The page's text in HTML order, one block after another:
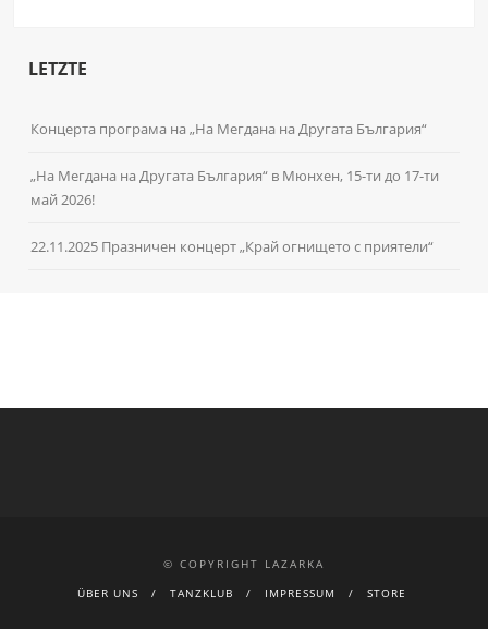
LETZTE
Концерта програма на „На Мегдана на Другата България“
„На Мегдана на Другата България“ в Мюнхен, 15-ти до 17-ти
май 2026!
22.11.2025 Празничен концерт „Край огнището с приятели“
© COPYRIGHT LAZARKA
ÜBER UNS
TANZKLUB IMPRESSUM STORE